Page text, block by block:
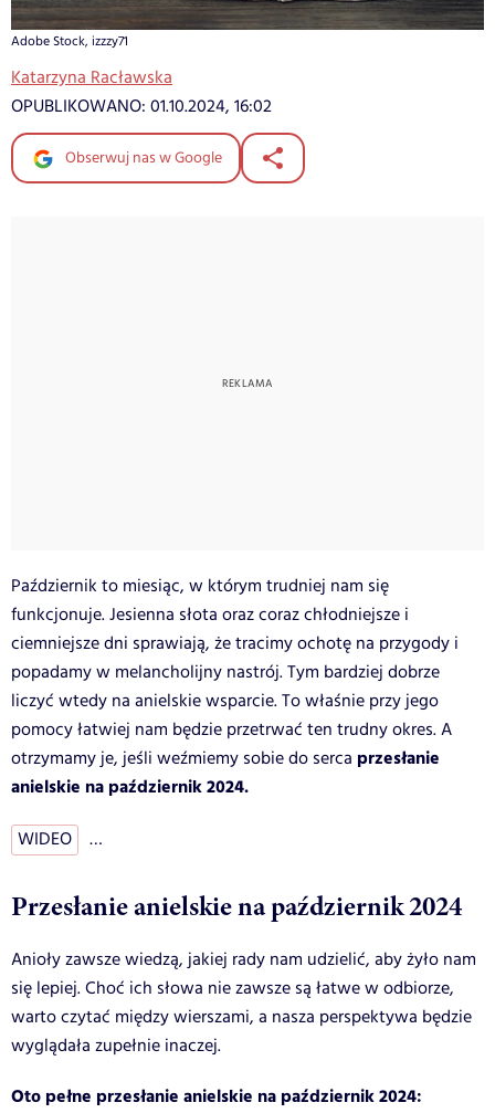
Adobe Stock, izzzy71
Katarzyna Racławska
OPUBLIKOWANO: 01.10.2024, 16:02
Obserwuj nas w Google
Październik to miesiąc, w którym trudniej nam się
funkcjonuje. Jesienna słota oraz coraz chłodniejsze i
ciemniejsze dni sprawiają, że tracimy ochotę na przygody i
popadamy w melancholijny nastrój. Tym bardziej dobrze
liczyć wtedy na anielskie wsparcie. To właśnie przy jego
pomocy łatwiej nam będzie przetrwać ten trudny okres. A
otrzymamy je, jeśli weźmiemy sobie do serca przesłanie
anielskie na październik 2024.
WIDEO …
Przesłanie anielskie na październik 2024
Anioły zawsze wiedzą, jakiej rady nam udzielić, aby żyło nam
się lepiej. Choć ich słowa nie zawsze są łatwe w odbiorze,
warto czytać między wierszami, a nasza perspektywa będzie
wyglądała zupełnie inaczej.
Oto pełne przesłanie anielskie na październik 2024: